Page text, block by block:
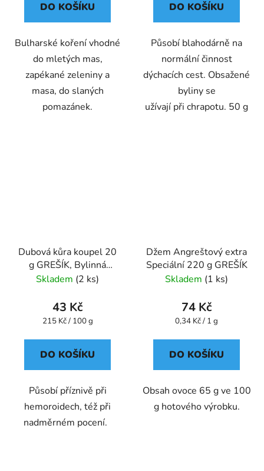
DO KOŠÍKU
Bulharské koření vhodné
do mletých mas,
zapékané zeleniny a
masa, do slaných
pomazánek.
DO KOŠÍKU
Působí blahodárně na
normální činnost
dýchacích cest. Obsažené
byliny se
užívají při chrapotu. 50 g
Dubová kůra koupel 20
g GREŠÍK, Bylinná
koupel
Skladem (2 ks)
43 Kč
Měrná
215 Kč / 100 g
DO KOŠÍKU
Působí příznivě při
hemoroidech, též při
nadměrném pocení.
Džem Angreštový extra
Speciální 220 g GREŠÍK
Skladem (1 ks)
74 Kč
Měrná
0,34 Kč / 1 g
DO KOŠÍKU
Obsah ovoce 65 g ve 100
g hotového výrobku.